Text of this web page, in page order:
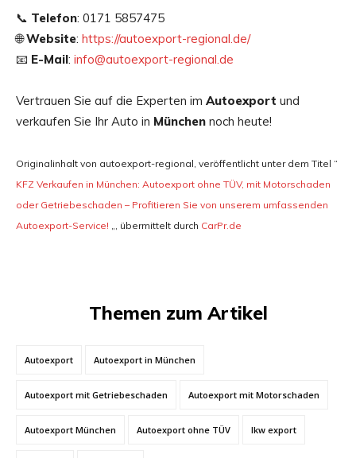
📞 Telefon: 0171 5857475
🌐Website: https://autoexport-regional.de/
📧 E-Mail: info@autoexport-regional.de
Vertrauen Sie auf die Experten im Autoexport und
verkaufen Sie Ihr Auto in München noch heute!
Originalinhalt von autoexport-regional, veröffentlicht unter dem Titel “
KFZ Verkaufen in München: Autoexport ohne TÜV, mit Motorschaden
oder Getriebeschaden – Profitieren Sie von unserem umfassenden
Autoexport-Service! „, übermittelt durch CarPr.de
Themen zum Artikel
Autoexport Autoexport in München
Autoexport mit Getriebeschaden Autoexport mit Motorschaden
Autoexport München Autoexport ohne TÜV lkw export